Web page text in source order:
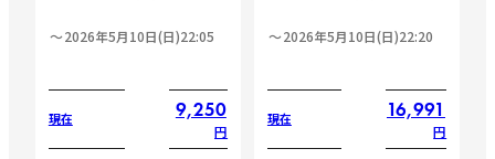
2026年5月10日(日)22:05
現在 9,250
円
2026年5月10日(日)22:20
現在 16,991
円